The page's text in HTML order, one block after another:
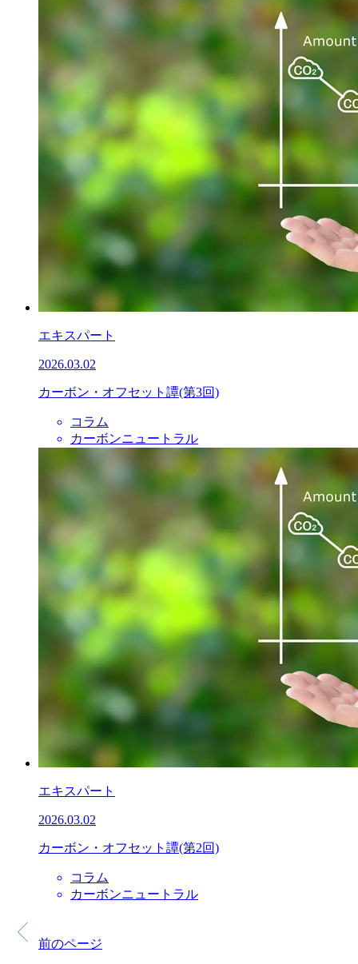
エキスパート
2026.03.02
カーボン・オフセット譚(第3回)
コラム
カーボンニュートラル
エキスパート
2026.03.02
カーボン・オフセット譚(第2回)
コラム
カーボンニュートラル
前のページ